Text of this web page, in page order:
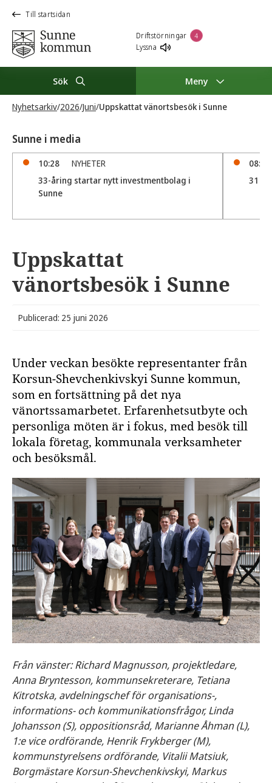
Till startsidan
Driftstörningar 4
Lyssna
Sök Meny
Nyhetsarkiv/2026/Juni/Uppskattat vänortsbesök i Sunne
Sunne i media
10:28
NYHETER
33-åring startar nytt investmentbolag i
Sunne
08:20
31
Uppskattat
vänortsbesök i Sunne
Publicerad: 25 juni 2026
Under veckan besökte representanter från
Korsun-Shevchenkivskyi Sunne kommun,
som en fortsättning på det nya
vänortssamarbetet. Erfarenhetsutbyte och
personliga möten är i fokus, med besök till
lokala företag, kommunala verksamheter
och besöksmål.
Från vänster: Richard Magnusson, projektledare,
Anna Bryntesson, kommunsekreterare, Tetiana
Kitrotska, avdelningschef för organisations-,
informations- och kommunikationsfrågor,Linda
Johansson (S), oppositionsråd, Marianne Åhman (L),
1:e vice ordförande, Henrik Frykberger (M),
kommunstyrelsens ordförande, Vitalii Matsiuk,
Borgmästare Korsun-Shevchenkivskyi, Markus